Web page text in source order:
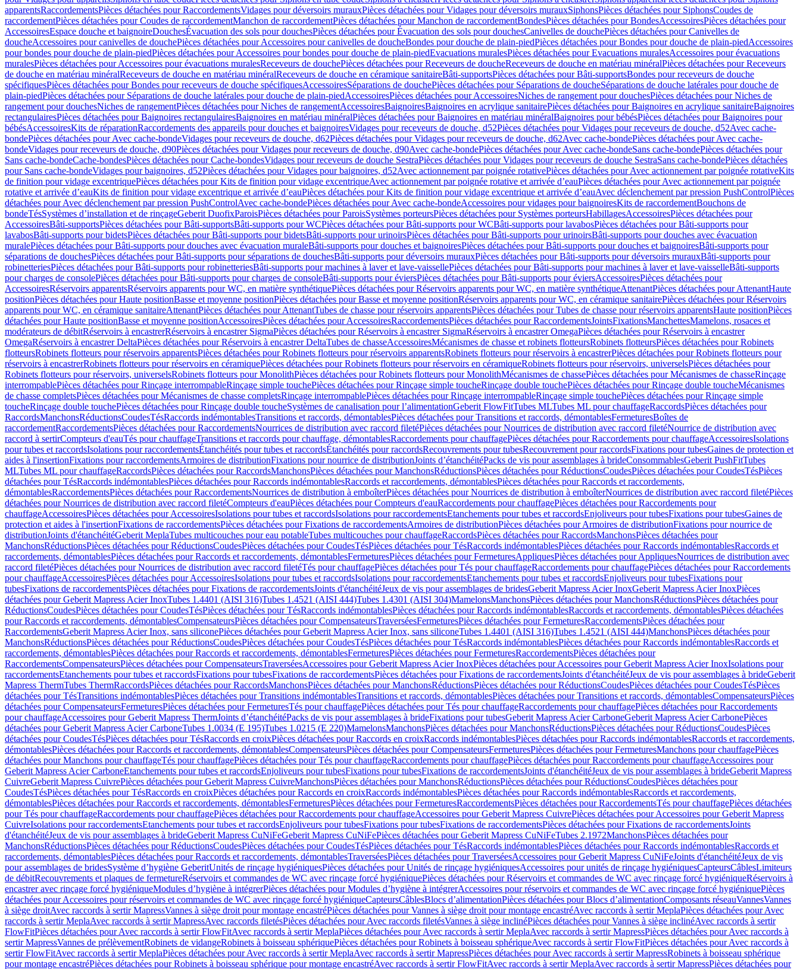
apparentsRaccordementsPièces détachées pour RaccordementsVidages pour déversoirs murauxPièces détachées pour Vidages pour déversoirs murauxSiphonsPièces détachées pour SiphonsCoudes de
raccordementPièces détachées pour Coudes de raccordementManchon de raccordementPièces détachées pour Manchon de raccordementBondesPièces détachées pour BondesAccessoiresPièces détachées pour
AccessoiresEspace douche et baignoireDouchesÉvacuation des sols pour douchesPièces détachées pour Évacuation des sols pour douchesCanivelles de douchePièces détachées pour Canivelles de
doucheAccessoires pour canivelles de douchePièces détachées pour Accessoires pour canivelles de doucheBondes pour douche de plain-piedPièces détachées pour Bondes pour douche de plain-piedAccessoires
pour bondes pour douche de plain-piedPièces détachées pour Accessoires pour bondes pour douche de plain-piedEvacuations muralesPièces détachées pour Evacuations muralesAccessoires pour évacuations
muralesPièces détachées pour Accessoires pour évacuations muralesReceveurs de douchePièces détachées pour Receveurs de doucheReceveurs de douche en matériau minéralPièces détachées pour Receveurs
de douche en matériau minéralReceveurs de douche en matériau minéralReceveurs de douche en céramique sanitaireBâti-supportsPièces détachées pour Bâti-supportsBondes pour receveurs de douche
spécifiquesPièces détachées pour Bondes pour receveurs de douche spécifiquesAccessoiresSéparations de douchePièces détachées pour Séparations de doucheSéparations de douche latérales pour douche de
plain-piedPièces détachées pour Séparations de douche latérales pour douche de plain-piedAccessoiresPièces détachées pour AccessoiresNiches de rangement pour douchesPièces détachées pour Niches de
rangement pour douchesNiches de rangementPièces détachées pour Niches de rangementAccessoiresBaignoiresBaignoires en acrylique sanitairePièces détachées pour Baignoires en acrylique sanitaireBaignoires
rectangulairesPièces détachées pour Baignoires rectangulairesBaignoires en matériau minéralPièces détachées pour Baignoires en matériau minéralBaignoires pour bébésPièces détachées pour Baignoires pour
bébésAccessoiresKits de réparationRaccordements des appareils pour douches et baignoiresVidages pour receveurs de douche, d52Pièces détachées pour Vidages pour receveurs de douche, d52Avec cache-
bondePièces détachées pour Avec cache-bondeVidages pour receveurs de douche, d62Pièces détachées pour Vidages pour receveurs de douche, d62Avec cache-bondePièces détachées pour Avec cache-
bondeVidages pour receveurs de douche, d90Pièces détachées pour Vidages pour receveurs de douche, d90Avec cache-bondePièces détachées pour Avec cache-bondeSans cache-bondePièces détachées pour
Sans cache-bondeCache-bondesPièces détachées pour Cache-bondesVidages pour receveurs de douche SestraPièces détachées pour Vidages pour receveurs de douche SestraSans cache-bondePièces détachées
pour Sans cache-bondeVidages pour baignoires, d52Pièces détachées pour Vidages pour baignoires, d52Avec actionnement par poignée rotativePièces détachées pour Avec actionnement par poignée rotativeKits
de finition pour vidage excentriquePièces détachées pour Kits de finition pour vidage excentriqueAvec actionnement par poignée rotative et arrivée d’eauPièces détachées pour Avec actionnement par poignée
rotative et arrivée d’eauKits de finition pour vidage excentrique et arrivée d’eauPièces détachées pour Kits de finition pour vidage excentrique et arrivée d’eauAvec déclenchement par pression PushControlPièces
détachées pour Avec déclenchement par pression PushControlAvec cache-bondePièces détachées pour Avec cache-bondeAccessoires pour vidages pour baignoiresKits de raccordementBouchons de
bondeTésSystèmes d’installation et de rinçageGeberit DuofixParoisPièces détachées pour ParoisSystèmes porteursPièces détachées pour Systèmes porteursHabillagesAccessoiresPièces détachées pour
AccessoiresBâti-supportsPièces détachées pour Bâti-supportsBâti-supports pour WCPièces détachées pour Bâti-supports pour WCBâti-supports pour lavabosPièces détachées pour Bâti-supports pour
lavabosBâti-supports pour bidetsPièces détachées pour Bâti-supports pour bidetsBâti-supports pour urinoirsPièces détachées pour Bâti-supports pour urinoirsBâti-supports pour douches avec évacuation
muralePièces détachées pour Bâti-supports pour douches avec évacuation muraleBâti-supports pour douches et baignoiresPièces détachées pour Bâti-supports pour douches et baignoiresBâti-supports pour
séparations de douchesPièces détachées pour Bâti-supports pour séparations de douchesBâti-supports pour déversoirs murauxPièces détachées pour Bâti-supports pour déversoirs murauxBâti-supports pour
robinetteriesPièces détachées pour Bâti-supports pour robinetteriesBâti-supports pour machines à laver et lave-vaissellePièces détachées pour Bâti-supports pour machines à laver et lave-vaisselleBâti-supports
pour charges de consolePièces détachées pour Bâti-supports pour charges de consoleBâti-supports pour éviersPièces détachées pour Bâti-supports pour éviersAccessoiresPièces détachées pour
AccessoiresRéservoirs apparentsRéservoirs apparents pour WC, en matière synthétiquePièces détachées pour Réservoirs apparents pour WC, en matière synthétiqueAttenantPièces détachées pour AttenantHaute
positionPièces détachées pour Haute positionBasse et moyenne positionPièces détachées pour Basse et moyenne positionRéservoirs apparents pour WC, en céramique sanitairePièces détachées pour Réservoirs
apparents pour WC, en céramique sanitaireAttenantPièces détachées pour AttenantTubes de chasse pour réservoirs apparentsPièces détachées pour Tubes de chasse pour réservoirs apparentsHaute positionPièces
détachées pour Haute positionBasse et moyenne positionAccessoiresPièces détachées pour AccessoiresRaccordementsPièces détachées pour RaccordementsJointsFixationsManchettesMamelons, rosaces et
modérateurs de débitRéservoirs à encastrerRéservoirs à encastrer SigmaPièces détachées pour Réservoirs à encastrer SigmaRéservoirs à encastrer OmegaPièces détachées pour Réservoirs à encastrer
OmegaRéservoirs à encastrer DeltaPièces détachées pour Réservoirs à encastrer DeltaTubes de chasseAccessoiresMécanismes de chasse et robinets flotteursRobinets flotteursPièces détachées pour Robinets
flotteursRobinets flotteurs pour réservoirs apparentsPièces détachées pour Robinets flotteurs pour réservoirs apparentsRobinets flotteurs pour réservoirs à encastrerPièces détachées pour Robinets flotteurs pour
réservoirs à encastrerRobinets flotteurs pour réservoirs en céramiquePièces détachées pour Robinets flotteurs pour réservoirs en céramiqueRobinets flotteurs pour réservoirs, universelsPièces détachées pour
Robinets flotteurs pour réservoirs, universelsRobinets flotteurs pour MonolithPièces détachées pour Robinets flotteurs pour MonolithMécanismes de chassePièces détachées pour Mécanismes de chasseRinçage
interrompablePièces détachées pour Rinçage interrompableRinçage simple touchePièces détachées pour Rinçage simple toucheRinçage double touchePièces détachées pour Rinçage double toucheMécanismes
de chasse completsPièces détachées pour Mécanismes de chasse completsRinçage interrompablePièces détachées pour Rinçage interrompableRinçage simple touchePièces détachées pour Rinçage simple
toucheRinçage double touchePièces détachées pour Rinçage double toucheSystèmes de canalisation pour l’alimentationGeberit FlowFitTubes MLTubes ML pour chauffageRaccordsPièces détachées pour
RaccordsManchonsRéductionsCoudesTésRaccords indémontablesTransitions et raccords, démontablesPièces détachées pour Transitions et raccords, démontablesFermeturesBoîtes de
raccordementRaccordementsPièces détachées pour RaccordementsNourrices de distribution avec raccord filetéPièces détachées pour Nourrices de distribution avec raccord filetéNourrice de distribution avec
raccord à sertirCompteurs d'eauTés pour chauffageTransitions et raccords pour chauffage, démontablesRaccordements pour chauffagePièces détachées pour Raccordements pour chauffageAccessoiresIsolations
pour tubes et raccordsIsolations pour raccordementsÉtanchéités pour tubes et raccordsÉtanchéités pour raccordsRecouvrements pour tubesRecouvrement pour raccordsFixations pour tubesGaines de protection et
aides à l'insertionFixations pour raccordementsArmoires de distributionFixations pour nourrice de distributionJoints d’étanchéitéPacks de vis pour assemblages à brideConsommablesGeberit PushFitTubes
MLTubes ML pour chauffageRaccordsPièces détachées pour RaccordsManchonsPièces détachées pour ManchonsRéductionsPièces détachées pour RéductionsCoudesPièces détachées pour CoudesTésPièces
détachées pour TésRaccords indémontablesPièces détachées pour Raccords indémontablesRaccords et raccordements, démontablesPièces détachées pour Raccords et raccordements,
démontablesRaccordementsPièces détachées pour RaccordementsNourrices de distribution à emboîterPièces détachées pour Nourrices de distribution à emboîterNourrices de distribution avec raccord filetéPièces
détachées pour Nourrices de distribution avec raccord filetéCompteurs d'eauPièces détachées pour Compteurs d'eauRaccordements pour chauffagePièces détachées pour Raccordements pour
chauffageAccessoiresPièces détachées pour AccessoiresIsolations pour tubes et raccordsIsolations pour raccordementsEtanchements pour tubes et raccordsEnjoliveurs pour tubesFixations pour tubesGaines de
protection et aides à l'insertionFixations de raccordementsPièces détachées pour Fixations de raccordementsArmoires de distributionPièces détachées pour Armoires de distributionFixations pour nourrice de
distributionJoints d'étanchéitéGeberit MeplaTubes multicouches pour eau potableTubes multicouches pour chauffageRaccordsPièces détachées pour RaccordsManchonsPièces détachées pour
ManchonsRéductionsPièces détachées pour RéductionsCoudesPièces détachées pour CoudesTésPièces détachées pour TésRaccords indémontablesPièces détachées pour Raccords indémontablesRaccords et
raccordements, démontablesPièces détachées pour Raccords et raccordements, démontablesFermeturesPièces détachées pour FermeturesAppliquesPièces détachées pour AppliquesNourrices de distribution avec
raccord filetéPièces détachées pour Nourrices de distribution avec raccord filetéTés pour chauffagePièces détachées pour Tés pour chauffageRaccordements pour chauffagePièces détachées pour Raccordements
pour chauffageAccessoiresPièces détachées pour AccessoiresIsolations pour tubes et raccordsIsolations pour raccordementsEtanchements pour tubes et raccordsEnjoliveurs pour tubesFixations pour
tubesFixations de raccordementsPièces détachées pour Fixations de raccordementsJoints d'étanchéitéJeux de vis pour assemblages de bridesGeberit Mapress Acier InoxGeberit Mapress Acier InoxPièces
détachées pour Geberit Mapress Acier InoxTubes 1.4401 (AISI 316)Tubes 1.4521 (AISI 444)Tubes 1.4301 (AISI 304)MamelonsManchonsPièces détachées pour ManchonsRéductionsPièces détachées pour
RéductionsCoudesPièces détachées pour CoudesTésPièces détachées pour TésRaccords indémontablesPièces détachées pour Raccords indémontablesRaccords et raccordements, démontablesPièces détachées
pour Raccords et raccordements, démontablesCompensateursPièces détachées pour CompensateursTraverséesFermeturesPièces détachées pour FermeturesRaccordementsPièces détachées pour
RaccordementsGeberit Mapress Acier Inox, sans siliconePièces détachées pour Geberit Mapress Acier Inox, sans siliconeTubes 1.4401 (AISI 316)Tubes 1.4521 (AISI 444)ManchonsPièces détachées pour
ManchonsRéductionsPièces détachées pour RéductionsCoudesPièces détachées pour CoudesTésPièces détachées pour TésRaccords indémontablesPièces détachées pour Raccords indémontablesRaccords et
raccordements, démontablesPièces détachées pour Raccords et raccordements, démontablesFermeturesPièces détachées pour FermeturesRaccordementsPièces détachées pour
RaccordementsCompensateursPièces détachées pour CompensateursTraverséesAccessoires pour Geberit Mapress Acier InoxPièces détachées pour Accessoires pour Geberit Mapress Acier InoxIsolations pour
raccordementsEtanchements pour tubes et raccordsFixations pour tubesFixations de raccordementsPièces détachées pour Fixations de raccordementsJoints d'étanchéitéJeux de vis pour assemblages à brideGeberit
Mapress ThermTubes ThermRaccordsPièces détachées pour RaccordsManchonsPièces détachées pour ManchonsRéductionsPièces détachées pour RéductionsCoudesPièces détachées pour CoudesTésPièces
détachées pour TésTransitions indémontablesPièces détachées pour Transitions indémontablesTransitions et raccords, démontablesPièces détachées pour Transitions et raccords, démontablesCompensateursPièces
détachées pour CompensateursFermeturesPièces détachées pour FermeturesTés pour chauffagePièces détachées pour Tés pour chauffageRaccordements pour chauffagePièces détachées pour Raccordements
pour chauffageAccessoires pour Geberit Mapress ThermJoints d’étanchéitéPacks de vis pour assemblages à brideFixations pour tubesGeberit Mapress Acier CarboneGeberit Mapress Acier CarbonePièces
détachées pour Geberit Mapress Acier CarboneTubes 1.0034 (E 195)Tubes 1.0215 (E 220)MamelonsManchonsPièces détachées pour ManchonsRéductionsPièces détachées pour RéductionsCoudesPièces
détachées pour CoudesTésPièces détachées pour TésRaccords en croixPièces détachées pour Raccords en croixRaccords indémontablesPièces détachées pour Raccords indémontablesRaccords et raccordements,
démontablesPièces détachées pour Raccords et raccordements, démontablesCompensateursPièces détachées pour CompensateursFermeturesPièces détachées pour FermeturesManchons pour chauffagePièces
détachées pour Manchons pour chauffageTés pour chauffagePièces détachées pour Tés pour chauffageRaccordements pour chauffagePièces détachées pour Raccordements pour chauffageAccessoires pour
Geberit Mapress Acier CarboneEtanchements pour tubes et raccordsEnjoliveurs pour tubesFixations pour tubesFixations de raccordementsJoints d'étanchéitéJeux de vis pour assemblages à brideGeberit Mapress
CuivreGeberit Mapress CuivrePièces détachées pour Geberit Mapress CuivreManchonsPièces détachées pour ManchonsRéductionsPièces détachées pour RéductionsCoudesPièces détachées pour
CoudesTésPièces détachées pour TésRaccords en croixPièces détachées pour Raccords en croixRaccords indémontablesPièces détachées pour Raccords indémontablesRaccords et raccordements,
démontablesPièces détachées pour Raccords et raccordements, démontablesFermeturesPièces détachées pour FermeturesRaccordementsPièces détachées pour RaccordementsTés pour chauffagePièces détachées
pour Tés pour chauffageRaccordements pour chauffagePièces détachées pour Raccordements pour chauffageAccessoires pour Geberit Mapress CuivrePièces détachées pour Accessoires pour Geberit Mapress
CuivreIsolations pour raccordementsEtanchements pour tubes et raccordsEnjoliveurs pour tubesFixations pour tubesFixations de raccordementsPièces détachées pour Fixations de raccordementsJoints
d'étanchéitéJeux de vis pour assemblages à brideGeberit Mapress CuNiFeGeberit Mapress CuNiFePièces détachées pour Geberit Mapress CuNiFeTubes 2.1972ManchonsPièces détachées pour
ManchonsRéductionsPièces détachées pour RéductionsCoudesPièces détachées pour CoudesTésPièces détachées pour TésRaccords indémontablesPièces détachées pour Raccords indémontablesRaccords et
raccordements, démontablesPièces détachées pour Raccords et raccordements, démontablesTraverséesPièces détachées pour TraverséesAccessoires pour Geberit Mapress CuNiFeJoints d'étanchéitéJeux de vis
pour assemblages de bridesSystème d’hygiène GeberitUnités de rinçage hygiéniquesPièces détachées pour Unités de rinçage hygiéniquesAccessoires pour unités de rinçage hygiéniquesCapteursCâblesLimiteurs
de débitRecouvrements et plaques de fermetureRéservoirs et commandes de WC avec rinçage forcé hygiéniquePièces détachées pour Réservoirs et commandes de WC avec rinçage forcé hygiéniqueRéservoirs à
encastrer avec rinçage forcé hygiéniqueModules d’hygiène à intégrerPièces détachées pour Modules d’hygiène à intégrerAccessoires pour réservoirs et commandes de WC avec rinçage forcé hygiéniquePièces
détachées pour Accessoires pour réservoirs et commandes de WC avec rinçage forcé hygiéniqueCapteursCâblesBlocs d’alimentationPièces détachées pour Blocs d’alimentationComposants réseauVannesVannes
à siège droitAvec raccords à sertir MapressVannes à siège droit pour montage encastréPièces détachées pour Vannes à siège droit pour montage encastréAvec raccords à sertir MeplaPièces détachées pour Avec
raccords à sertir MeplaAvec raccords à sertir MapressAvec raccords filetésPièces détachées pour Avec raccords filetésVannes à siège inclinéPièces détachées pour Vannes à siège inclinéAvec raccords à sertir
FlowFitPièces détachées pour Avec raccords à sertir FlowFitAvec raccords à sertir MeplaPièces détachées pour Avec raccords à sertir MeplaAvec raccords à sertir MapressPièces détachées pour Avec raccords à
sertir MapressVannes de prélèvementRobinets de vidangeRobinets à boisseau sphériquePièces détachées pour Robinets à boisseau sphériqueAvec raccords à sertir FlowFitPièces détachées pour Avec raccords à
sertir FlowFitAvec raccords à sertir MeplaPièces détachées pour Avec raccords à sertir MeplaAvec raccords à sertir MapressPièces détachées pour Avec raccords à sertir MapressRobinets à boisseau sphérique
pour montage encastréPièces détachées pour Robinets à boisseau sphérique pour montage encastréAvec raccords à sertir FlowFitAvec raccords à sertir MeplaAvec raccords à sertir MapressPièces détachées pour